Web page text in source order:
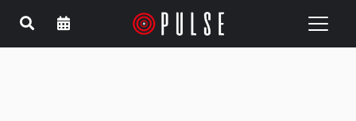
Toggle